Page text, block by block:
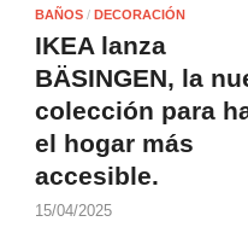
BAÑOS / DECORACIÓN
IKEA lanza
BÄSINGEN, la
colección para
el hogar más
accesible.
15/04/2025